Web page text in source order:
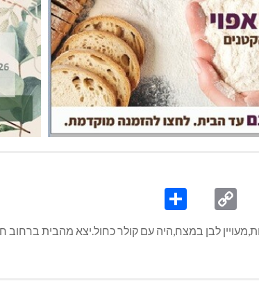
Twitter
Copy